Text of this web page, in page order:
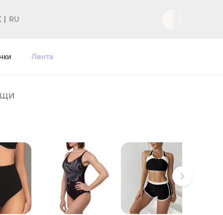
Лента